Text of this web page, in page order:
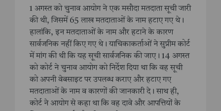
1 अगस्त को चुनाव आयोग ने एक मसौदा मतदाता सूची जारी
की थी, जिसमें 65 लाख मतदाताओं के नाम हटाए गए थे।
हालांकि, इन मतदाताओं के नाम और हटाने के कारण
सार्वजनिक नहीं किए गए थे। याचिकाकर्ताओं ने सुप्रीम कोर्ट
में मांग की थी कि यह सूची सार्वजनिक की जाए। 14 अगस्त
को कोर्ट ने चुनाव आयोग को निर्देश दिया था कि वह सूची
को अपनी वेबसाइट पर उपलब्ध कराए और हटाए गए
मतदाताओं के नाम व कारणों की जानकारी दे। साथ ही,
कोर्ट ने आयोग से कहा था कि वह दावे और आपत्तियों के